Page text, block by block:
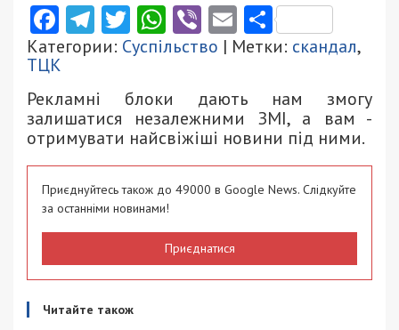
Facebook
Telegram
Twitter
WhatsApp
ViberEmail
Категории: Суспільство | Метки: скандал,
ТЦК
Рекламні блоки дають нам змогу
залишатися незалежними ЗМІ, а вам -
отримувати найсвіжіші новини під ними.
Приєднуйтесь також до 49000 в Google News. Слідкуйте
за останніми новинами!
Приєднатися
Читайте також